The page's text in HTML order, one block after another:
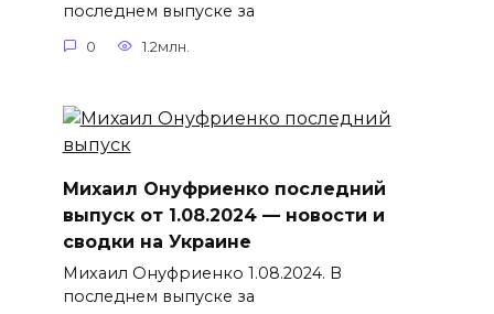
последнем выпуске за
0 1.2млн.
Михаил Онуфриенко последний
выпуск от 1.08.2024 — новости и
сводки на Украине
Михаил Онуфриенко 1.08.2024. В
последнем выпуске за